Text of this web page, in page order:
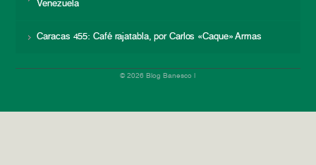
Venezuela
Caracas 455: Café rajatabla, por Carlos «Caque» Armas
© 2026 Blog Banesco |